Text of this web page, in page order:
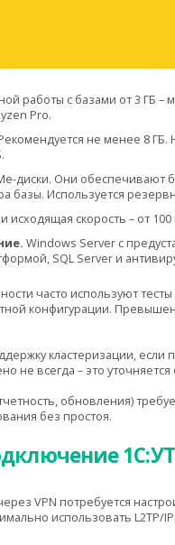
работы с базами от 3 ГБ –
Pro.
не менее 8 ГБ.
диски. Они обеспечивают
базы. Используется
исходящая скорость – от
Windows Server с
SQL Server и
часто используют
конфигурации.
кластеризации, если
не всегда – это уточняется
обновления)
без простоя.
VPN потребуется
использовать L2TP/